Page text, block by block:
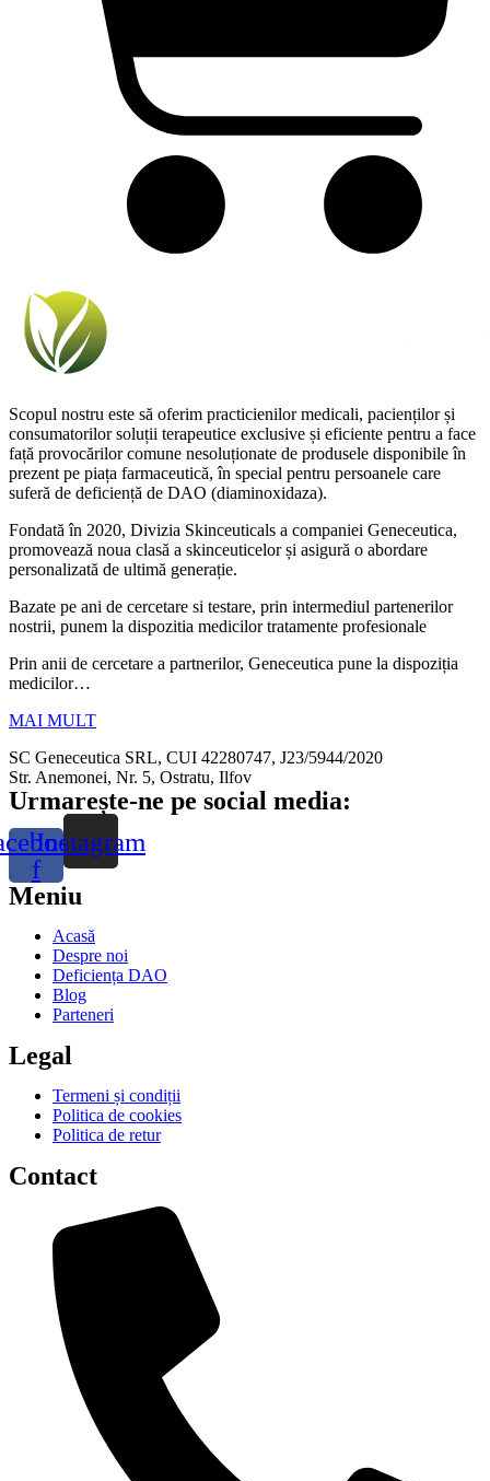
Scopul nostru este să oferim practicienilor medicali, pacienților și
consumatorilor soluții terapeutice exclusive și eficiente pentru a face
față provocărilor comune nesoluționate de produsele disponibile în
prezent pe piața farmaceutică, în special pentru persoanele care
suferă de deficiență de DAO (diaminoxidaza).
Fondată în 2020, Divizia Skinceuticals a companiei Geneceutica,
promovează noua clasă a skinceuticelor și asigură o abordare
personalizată de ultimă generație.
Bazate pe ani de cercetare si testare, prin intermediul partenerilor
nostrii, punem la dispozitia medicilor tratamente profesionale
Prin anii de cercetare a partnerilor, Geneceutica pune la dispoziția
medicilor…
MAI MULT
SC Geneceutica SRL, CUI 42280747, J23/5944/2020
Str. Anemonei, Nr. 5, Ostratu, Ilfov
Urmarește-ne pe social media:
f
Instagram
Meniu
Acasă
Despre noi
Deficiența DAO
Blog
Parteneri
Legal
Termeni și condiții
Politica de cookies
Politica de retur
Contact